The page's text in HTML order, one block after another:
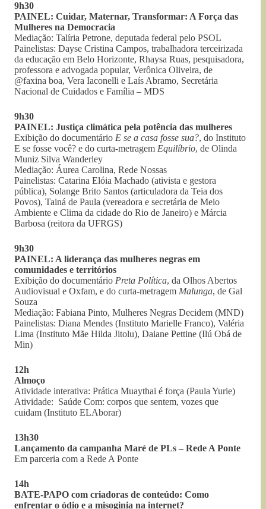
9h30
PAINEL: Cuidar, Maternar, Transformar: A Força das
Mulheres na Democracia
Mediação: Talíria Petrone, deputada federal pelo PSOL
Painelistas: Dayse Cristina Campos, trabalhadora terceirizada
da educação em Belo Horizonte, Rhaysa Ruas, pesquisadora,
professora e advogada popular, Verônica Oliveira, de
@faxina boa, Vera Iaconelli e Laís Abramo, Secretária
Nacional de Cuidados e Família – MDS
9h30
PAINEL: Justiça climática pela potência das mulheres
Exibição do documentário E se a casa fosse sua?, do Instituto
E se fosse você? e do curta-metragem Equilíbrio, de Olinda
Muniz Silva Wanderley
Mediação: Áurea Carolina, Rede Nossas
Painelistas: Catarina Elóia Machado (ativista e gestora
pública), Solange Brito Santos (articuladora da Teia dos
Povos), Tainá de Paula (vereadora e secretária de Meio
Ambiente e Clima da cidade do Rio de Janeiro) e Márcia
Barbosa (reitora da UFRGS)
9h30
PAINEL: A liderança das mulheres negras em
comunidades e territórios
Exibição do documentário Preta Política, da Olhos Abertos
Audiovisual e Oxfam, e do curta-metragem Malunga, de Gal
Souza
Mediação: Fabiana Pinto, Mulheres Negras Decidem (MND)
Painelistas: Diana Mendes (Instituto Marielle Franco), Valéria
Lima (Instituto Mãe Hilda Jitolu), Daiane Pettine (Ilú Obá de
Min)
12h
Almoço
Atividade interativa: Prática Muaythai é força (Paula Yurie)
Atividade: Saúde Com: corpos que sentem, vozes que
cuidam (Instituto ELAborar)
13h30
Lançamento da campanha Maré de PLs – Rede A Ponte
Em parceria com a Rede A Ponte
14h
BATE-PAPO com criadoras de conteúdo: Como
enfrentar o ódio e a misoginia na internet?